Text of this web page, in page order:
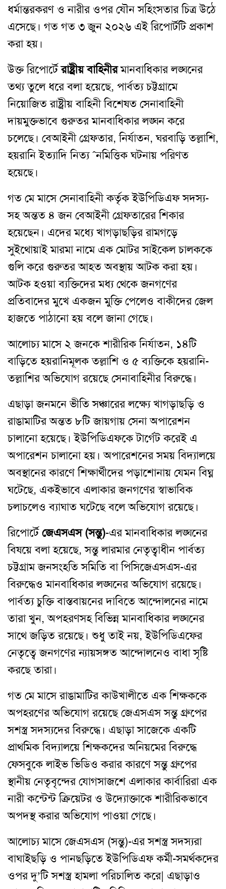
ধর্মান্তরকরণ ও নারীর ওপর যৌন সহিংসতার চিত্র উঠে
এসেছে। গত গত ৩ জুন ২০২৬ এই রিপোর্টটি প্রকাশ
করা হয়।
উক্ত রিপোর্টেরাষ্ট্রীয় বাহিনীরমানবাধিকার লঙ্ঘনের
তথ্য তুলে ধরে বলা হয়েছে, পার্বত্য চট্টগ্রামে
নিয়োজিত রাষ্ট্রীয় বাহিনী বিশেষত সেনাবাহিনী
দায়মুক্তভাবে গুরুতর মানবাধিকার লঙ্ঘন করে
চলেছে। বেআইনী গ্রেফতার, নির্যাতন, ঘরবাড়ি তল্লাশি,
হয়রানি ইত্যাদি নিত্য ˆনমিত্তিক ঘটনায় পরিণত
হয়েছে।
গত মে মাসে সেনাবাহিনী কর্তৃক ইউপিডিএফ সদস্য-
সহ অন্তত ৪ জন বেআইনী গ্রেফতারের শিকার
হয়েছেন। এদের মধ্যে খাগড়াছড়ির রামগড়ে
সুইথোয়াই মারমা নামে এক মোটর সাইকেল চালককে
গুলি করে গুরুতর আহত অবস্থায় আটক করা হয়।
আটক হওয়া ব্যক্তিদের মধ্য থেকে জনগণের
প্রতিবাদের মুখে একজন মুক্তি পেলেও বাকীদের জেল
হাজতে পাঠানো হয় বলে জানা গেছে।
আলোচ্য মাসে ২ জনকে শারীরিক নির্যাতন, ১৪টি
বাড়িতে হয়রানিমূলক তল্লাশি ও ৫ ব্যক্তিকে হয়রানি-
তল্লাশির অভিযোগ রয়েছে সেনাবাহিনীর বিরুদ্ধে।
এছাড়া জনমনে ভীতি সঞ্চারের লক্ষ্যে খাগড়াছড়ি ও
রাঙামাটির অন্তত ৮টি জায়গায় সেনা অপারেশন
চালানো হয়েছে। ইউপিডিএফকে টার্গেট করেই এ
অপারেশন চালানো হয়। অপারেশনের সময় বিদ্যালয়ে
অবস্থানের কারণে শিক্ষার্থীদের পড়াশোনায় যেমন বিঘ্ন
ঘটেছে, একইভাবে এলাকার জনগণের স্বাভাবিক
চলাচলেও ব্যাঘাত ঘটেছে বলে অভিযোগ রয়েছে।
রিপোর্টেজেএসএস (সন্তু)-এর মানবাধিকার লঙ্ঘনের
বিষয়ে বলা হয়েছে, সন্তু লারমার নেতৃত্বাধীন পার্বত্য
চট্টগ্রাম জনসংহতি সমিতি বা পিসিজেএসএস-এর
বিরুদ্ধেও মানবাধিকার লঙ্ঘনের অভিযোগ রয়েছে।
পার্বত্য চুক্তি বাস্তবায়নের দাবিতে আন্দোলনের নামে
তারা খুন, অপহরণসহ বিভিন্ন মানবাধিকার লঙ্ঘনের
সাথে জড়িত রয়েছে। শুধু তাই নয়, ইউপিডিএফের
নেতৃত্বে জনগণের ন্যায়সঙ্গত আন্দোলনেও বাধা সৃষ্টি
করছে তারা।
গত মে মাসে রাঙামাটির কাউখালীতে এক শিক্ষককে
অপহরণের অভিযোগ রয়েছে জেএসএস সন্তু গ্রুপের
সশস্ত্র সদস্যদের বিরুদ্ধে। এছাড়া সাজেকে একটি
প্রাথমিক বিদ্যালয়ে শিক্ষকদের অনিয়মের বিরুদ্ধে
ফেসবুকে লাইভ ভিডিও করার কারণে সন্তু গ্রুপের
স্থানীয় নেতৃবৃন্দের যোগসাজশে এলাকার কার্বারিরা এক
নারী কন্টেন্ট ক্রিয়েটর ও উদ্যোক্তাকে শারীরিকভাবে
অপদস্থ করার অভিযোগ পাওয়া গেছে।
আলোচ্য মাসে জেএসএস (সন্তু)-এর সশস্ত্র সদস্যরা
বাঘাইছড়ি ও পানছড়িতে ইউপিডিএফ কর্মী-সমর্থকদের
ওপর দু’টি সশস্ত্র হামলা পরিচালিত করে| এছাড়াও